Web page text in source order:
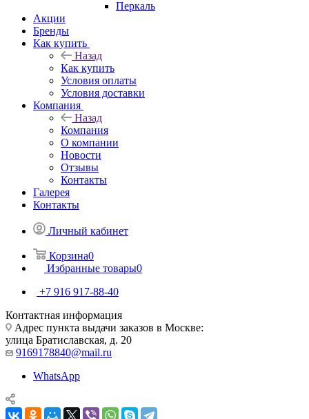
Перкаль
Акции
Бренды
Как купить
Назад
Как купить
Условия оплаты
Условия доставки
Компания
Назад
Компания
О компании
Новости
Отзывы
Контакты
Галерея
Контакты
Личный кабинет
Корзина0
Избранные товары0
+7 916 917-88-40
Контактная информация
Адрес пункта выдачи заказов в Москве:
улица Братиславская, д. 20
9169178840@mail.ru
WhatsApp